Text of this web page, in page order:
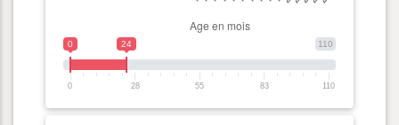
110
0 24
0 28 55 83 110